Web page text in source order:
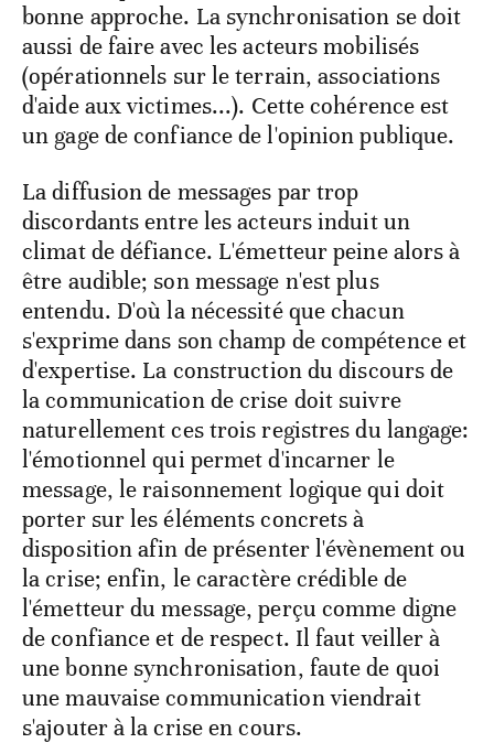
bonne approche. La synchronisation se doit
aussi de faire avec les acteurs mobilisés
(opérationnels sur le terrain, associations
d'aide aux victimes...). Cette cohérence est
un gage de confiance de l'opinion publique.
La diffusion de messages par trop
discordants entre les acteurs induit un
climat de défiance. L'émetteur peine alors à
être audible; son message n'est plus
entendu. D'où la nécessité que chacun
s'exprime dans son champ de compétence et
d'expertise. La construction du discours de
la communication de crise doit suivre
naturellement ces trois registres du langage:
l'émotionnel qui permet d'incarner le
message, le raisonnement logique qui doit
porter sur les éléments concrets à
disposition afin de présenter l'évènement ou
la crise; enfin, le caractère crédible de
l'émetteur du message, perçu comme digne
de confiance et de respect. Il faut veiller à
une bonne synchronisation, faute de quoi
une mauvaise communication viendrait
s'ajouter à la crise en cours.